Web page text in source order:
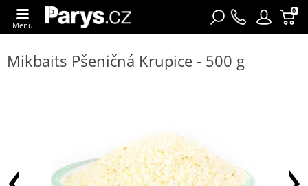
0
Menu
Mikbaits Pšeničná Krupice - 500 g